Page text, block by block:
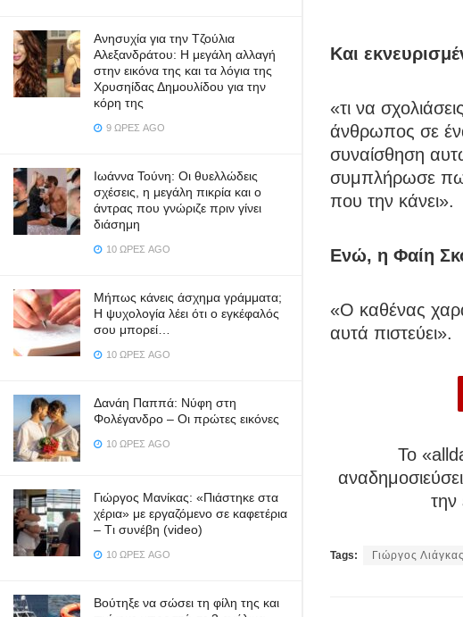
Ανησυχία για την Τζούλια
Αλεξανδράτου: Η μεγάλη αλλαγή
στην εικόνα της και τα λόγια της
Χρυσηίδας Δημουλίδου για την
κόρη της
9 ΏΡΕΣ AGO
Ιωάννα Τούνη: Οι θυελλώδεις
σχέσεις, η μεγάλη πικρία και ο
άντρας που γνώριζε πριν γίνει
διάσημη
10 ΏΡΕΣ AGO
Μήπως κάνεις άσχημα γράμματα;
Η ψυχολογία λέει ότι ο εγκέφαλός
σου μπορεί…
10 ΏΡΕΣ AGO
Δανάη Παππά: Νύφη στη
Φολέγανδρο – Οι πρώτες εικόνες
10 ΏΡΕΣ AGO
Γιώργος Μανίκας: «Πιάστηκε στα
χέρια» με εργαζόμενο σε καφετέρια
– Tι συνέβη (video)
10 ΏΡΕΣ AGO
Βούτηξε να σώσει τη φίλη της και
Και
«τι να
άνθρωπος σε
συναίσθηση
συμπλήρωσε
που την κάνει».
Ενώ, η Φαίη
«Ο καθένας
αυτά πιστεύει».
To
Tags: Γιώργος Λιάγκας